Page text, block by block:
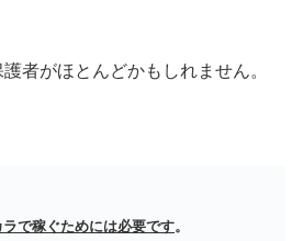
者がほとんどかもしれません。
で稼ぐためには必要です。